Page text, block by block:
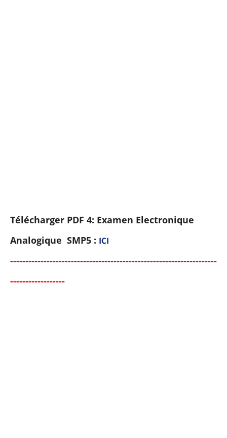
Télécharger PDF 4: Examen Electronique
Analogique SMP5 : ICI
--------------------------------------------------------------------
------------------